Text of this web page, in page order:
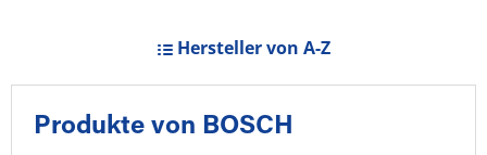
Hersteller von A-Z
Produkte von BOSCH